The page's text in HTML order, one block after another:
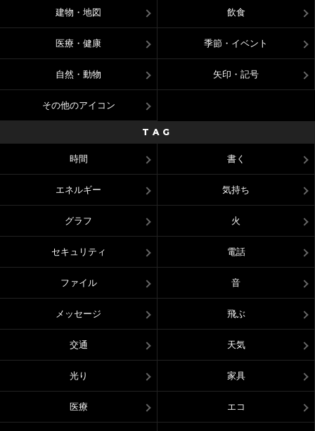
建物・地図 飲食
医療・健康 季節・イベント
自然・動物 矢印・記号
その他のアイコン
TAG
時間 書く
エネルギー 気持ち
グラフ 火
セキュリティ 電話
ファイル 音
メッセージ 飛ぶ
交通 天気
光り 家具
医療 エコ